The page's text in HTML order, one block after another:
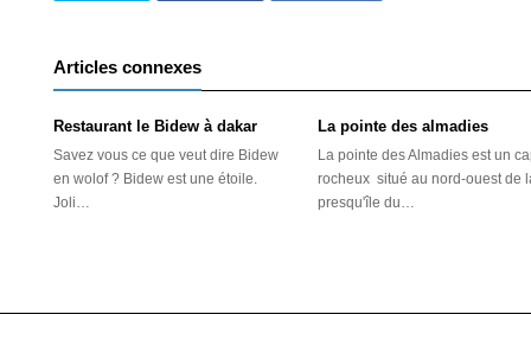
Articles connexes
Restaurant le Bidew à dakar
Savez vous ce que veut dire Bidew
en wolof ? Bidew est une étoile.
Joli…
La pointe des almadies
La pointe des Almadies est un
rocheux situé au nord-ouest de
presqu'île du…